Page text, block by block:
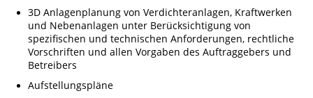
3D Anlagenplanung von Verdichteranlagen, Kraftwerken
und Neben­anlagen unter ­Berück­sichti­gung von
spezifischen und technischen Anforderungen, rechtliche
Vorschriften und allen Vorgaben des Auftraggebers und
Betreibers
Aufstellungspläne